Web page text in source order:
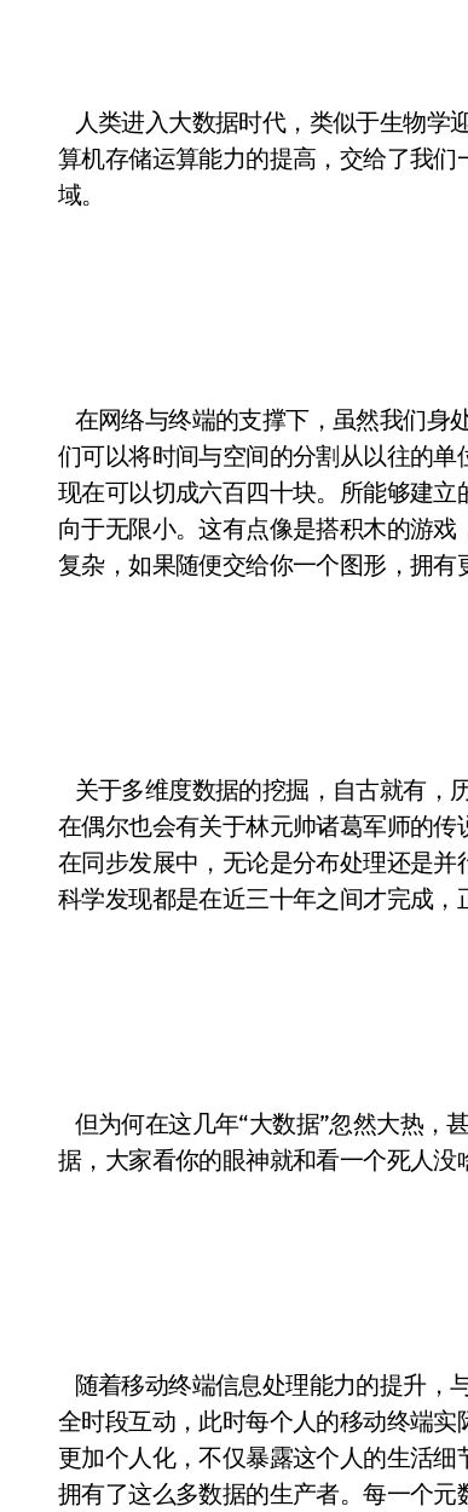
人类进入大数据时代，类似于生物学
算机存储运算能力的提高，交给了我
域。
在网络与终端的支撑下，虽然我们身
们可以将时间与空间的分割从以往的单
现在可以切成六百四十块。所能够建
向于无限小。这有点像是搭积木的游
复杂，如果随便交给你一个图形，拥有
关于多维度数据的挖掘，自古就有，
在偶尔也会有关于林元帅诸葛军师的
在同步发展中，无论是分布处理还是
科学发现都是在近三十年之间才完成，
但为何在这几年“大数据”忽然大热，
据，大家看你的眼神就和看一个死人没
随着移动终端信息处理能力的提升，
全时段互动，此时每个人的移动终端
更加个人化，不仅暴露这个人的生活
拥有了这么多数据的生产者。每一个